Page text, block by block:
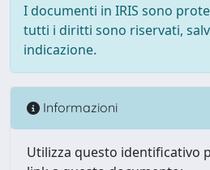
I documenti in IRIS sono
tutti i diritti sono riservati,
indicazione.
Informazioni
Utilizza questo identificativo